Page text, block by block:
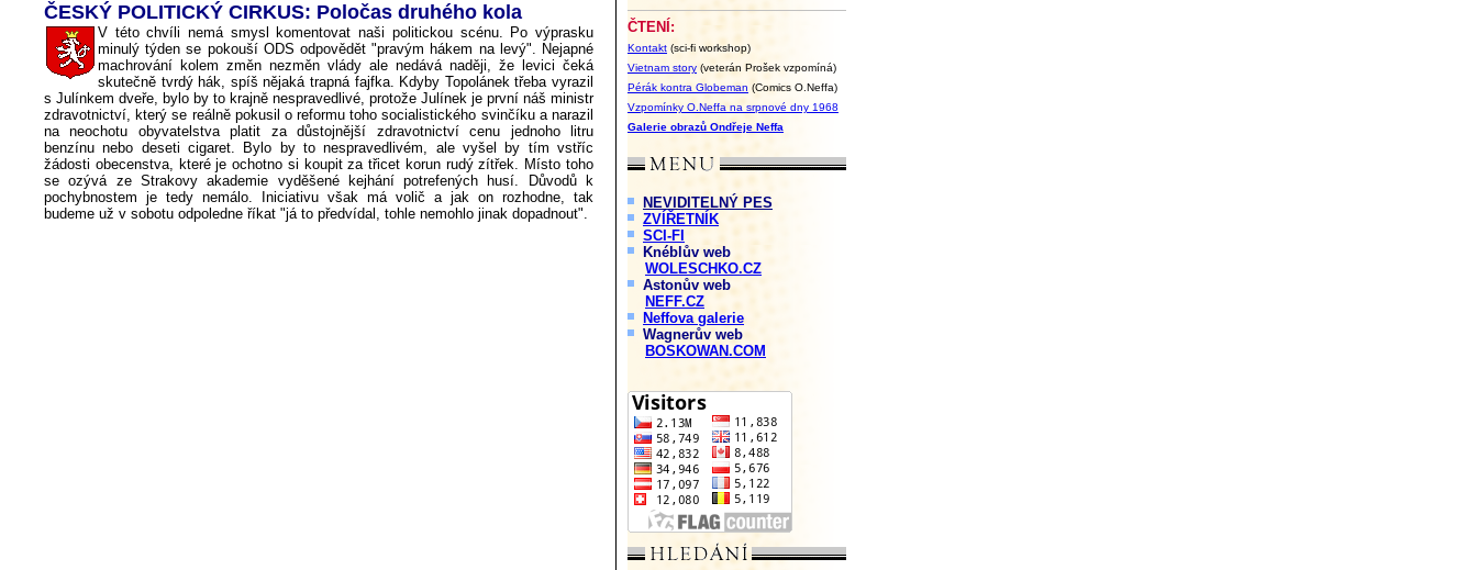
ČTENÍ:
Kontakt (sci-fi workshop)
Vietnam story (veterán Prošek vzpomíná)
Pérák kontra Globeman (Comics O.Neffa)
Vzpomínky O.Neffa na srpnové dny 1968
Galerie obrazů Ondřeje Neffa
NEVIDITELNÝ PES
ZVÍŘETNÍK
SCI-FI
Knéblův web
WOLESCHKO.CZ
Astonův web
NEFF.CZ
Neffova galerie
Wagnerův web
BOSKOWAN.COM
ČESKÝ POLITICKÝ CIRKUS: Poločas druhého kola
V této chvíli nemá smysl komentovat naši politickou scénu. Po výprasku
minulý týden se pokouší ODS odpovědět "pravým hákem na levý". Nejapné
machrování kolem změn nezměn vlády ale nedává naději, že levici čeká
skutečně tvrdý hák, spíš nějaká trapná fajfka. Kdyby Topolánek třeba vyrazil
s Julínkem dveře, bylo by to krajně nespravedlivé, protože Julínek je první náš ministr
zdravotnictví, který se reálně pokusil o reformu toho socialistického svinčíku a narazil
na neochotu obyvatelstva platit za důstojnější zdravotnictví cenu jednoho litru
benzínu nebo deseti cigaret. Bylo by to nespravedlivém, ale vyšel by tím vstříc
žádosti obecenstva, které je ochotno si koupit za třicet korun rudý zítřek. Místo toho
se ozývá ze Strakovy akademie vyděšené kejhání potrefených husí. Důvodů k
pochybnostem je tedy nemálo. Iniciativu však má volič a jak on rozhodne, tak
budeme už v sobotu odpoledne říkat "já to předvídal, tohle nemohlo jinak dopadnout".